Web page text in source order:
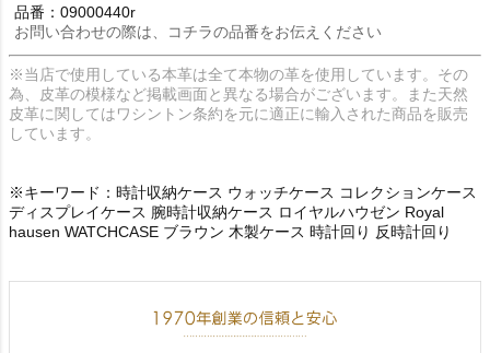
品番：09000440r
お問い合わせの際は、コチラの品番をお伝えください
※当店で使用している本革は全て本物の革を使用しています。その
為、皮革の模様など掲載画面と異なる場合がございます。また天然
皮革に関してはワシントン条約を元に適正に輸入された商品を販売
しています。
※キーワード：時計収納ケース ウォッチケース コレクションケース
ディスプレイケース 腕時計収納ケース ロイヤルハウゼン Royal
hausen WATCHCASE ブラウン 木製ケース 時計回り 反時計回り